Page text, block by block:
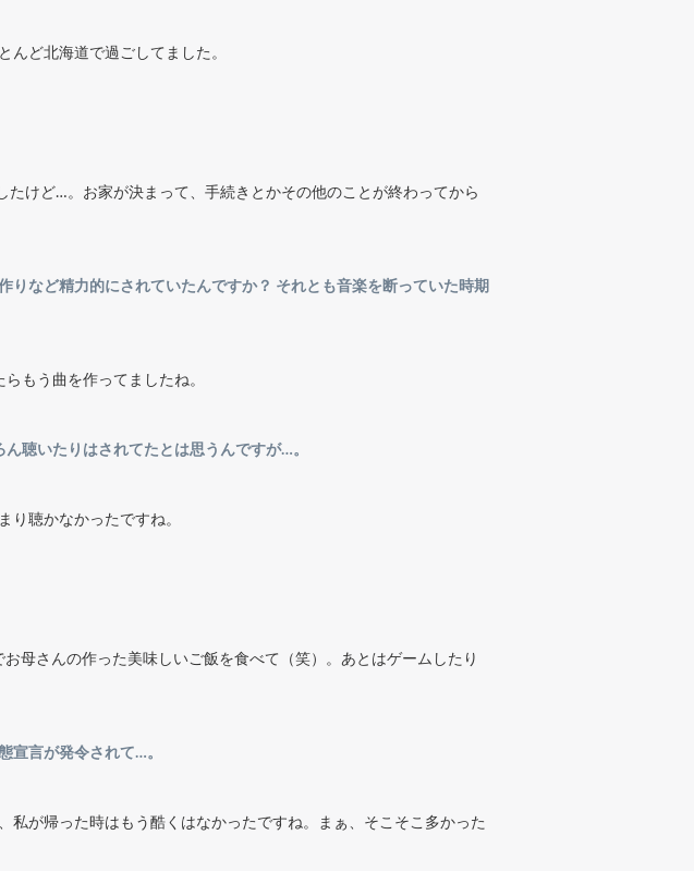
んど北海道で過ごしてました。
けど…。お家が決まって、手続きとかその他のことが終わってから
など精力的にされていたんですか？ それとも音楽を断っていた時期
もう曲を作ってましたね。
聴いたりはされてたとは思うんですが…。
り聴かなかったですね。
母さんの作った美味しいご飯を食べて（笑）。あとはゲームしたり
宣言が発令されて…。
が帰った時はもう酷くはなかったですね。まぁ、そこそこ多かった